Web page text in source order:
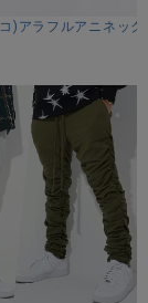
色
)アラフルアニネッ